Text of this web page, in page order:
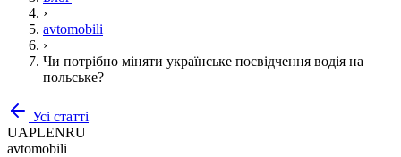
›
avtomobili
›
Чи потрібно міняти українське посвідчення водія на
польське?
Усі статті
UAPLENRU
avtomobili